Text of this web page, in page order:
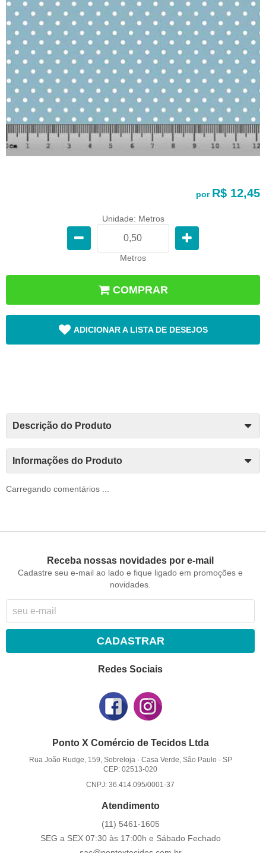
por R$ 12,45
Unidade: Metros
Metros
COMPRAR
ADICIONAR A LISTA DE DESEJOS
Descrição do Produto
Informações do Produto
Carregando comentários ...
Receba nossas novidades por e-mail
Cadastre seu e-mail ao lado e fique ligado em promoções e
novidades.
CADASTRAR
Redes Sociais
Ponto X Comércio de Tecidos Ltda
Rua João Rudge, 159, Sobreloja- Casa Verde, São Paulo - SP
CEP: 02513-020
CNPJ: 36.414.095/0001-37
Atendimento
(11) 5461-1605
SEG a SEX 07:30 às 17:00h e Sábado Fechado